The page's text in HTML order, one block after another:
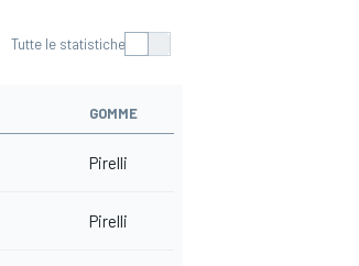
Tutte le statistiche
GOMME
Pirelli
Pirelli